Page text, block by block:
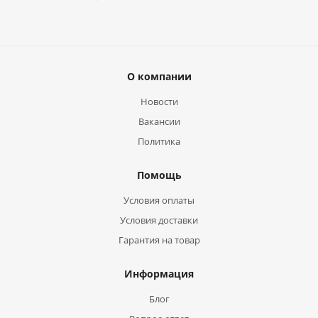
О компании
Новости
Вакансии
Политика
Помощь
Условия оплаты
Условия доставки
Гарантия на товар
Информация
Блог